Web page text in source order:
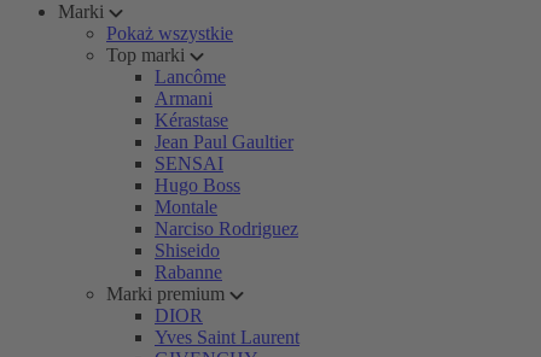
Marki
Pokaż wszystkie
Top marki
Lancôme
Armani
Kérastase
Jean Paul Gaultier
SENSAI
Hugo Boss
Montale
Narciso Rodriguez
Shiseido
Rabanne
Marki premium
DIOR
Yves Saint Laurent